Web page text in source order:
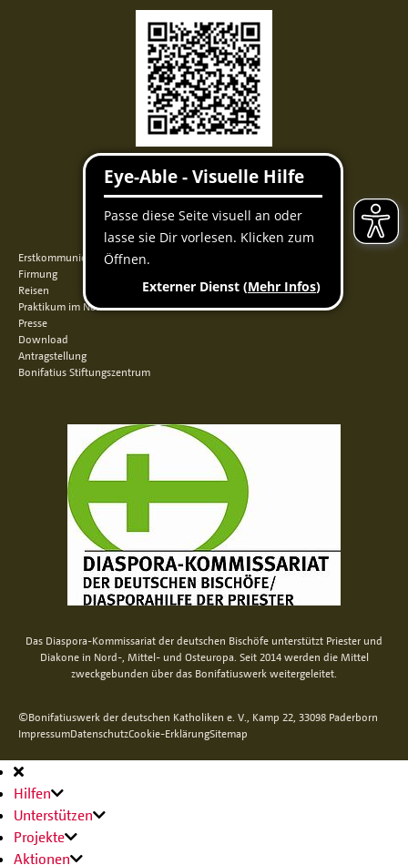
FacebookInstagramYoutube
QUICKLINKS
Erstkommunion
Firmung
Reisen
Praktikum im Norden
Presse
Download
Antragstellung
Bonifatius Stiftungszentrum
Das Diaspora-Kommissariat der deutschen Bischöfe unterstützt Priester und
Diakone in Nord-, Mittel- und Osteuropa. Seit 2014 werden die Mittel
zweckgebunden über das Bonifatiuswerk weitergeleitet.
©Bonifatiuswerk der deutschen Katholiken e. V., Kamp 22, 33098 Paderborn
ImpressumDatenschutzCookie-ErklärungSitemap
Hauptnavigation
Hilfen
Unterstützen
Projekte
Aktionen